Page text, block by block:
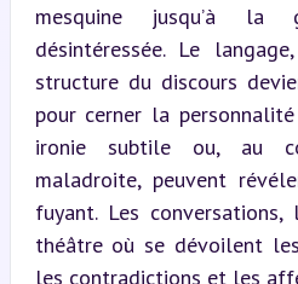
mesquine jusqu’à la
désintéressée. Le
structure du discours
pour cerner la
ironie subtile ou, au
maladroite, peuvent
fuyant. Les
théâtre où se dévoilent
les contradictions et les